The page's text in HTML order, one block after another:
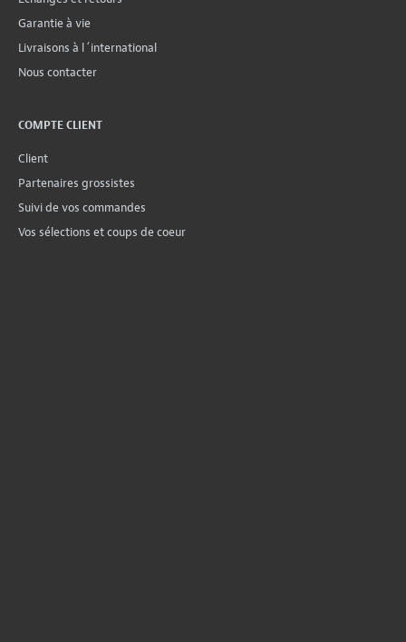
Garantie à vie
Livraisons à l´international
Nous contacter
COMPTE CLIENT
Client
Partenaires grossistes
Suivi de vos commandes
Vos sélections et coups de coeur